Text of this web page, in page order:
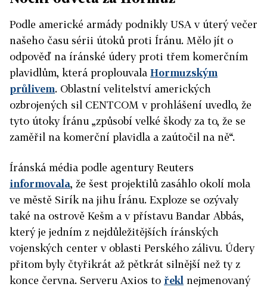
Podle americké armády podnikly USA v úterý večer
našeho času sérii útoků proti Íránu. Mělo jít o
odpověď na íránské údery proti třem komerčním
plavidlům, která proplouvala Hormuzským
průlivem. Oblastní velitelství amerických
ozbrojených sil CENTCOM v prohlášení uvedlo, že
tyto útokyÍránu „způsobí velké škody za to, že se
zaměřil na komerční plavidla a zaútočil na ně“.
Íránská média podle agentury Reuters
informovala, že šest projektilů zasáhlo okolí mola
ve městě Sirík na jihu Íránu. Exploze se ozývaly
také na ostrově Kešm a v přístavu Bandar Abbás,
který je jedním z nejdůležitějších íránských
vojenských center v oblasti Perského zálivu. Údery
přitom byly čtyřikrát až pětkrát silnější než ty z
konce června. Serveru Axios to řekl nejmenovaný